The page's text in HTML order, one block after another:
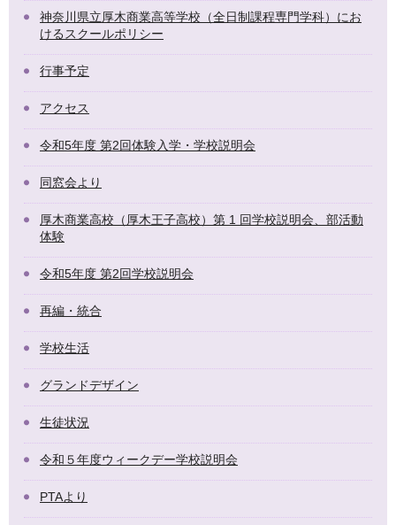
神奈川県立厚木商業高等学校（全日制課程専門学科）にお
けるスクールポリシー
行事予定
アクセス
令和5年度 第2回体験入学・学校説明会
同窓会より
厚木商業高校（厚木王子高校）第 1 回学校説明会、部活動
体験
令和5年度 第2回学校説明会
再編・統合
学校生活
グランドデザイン
生徒状況
令和５年度ウィークデー学校説明会
PTAより